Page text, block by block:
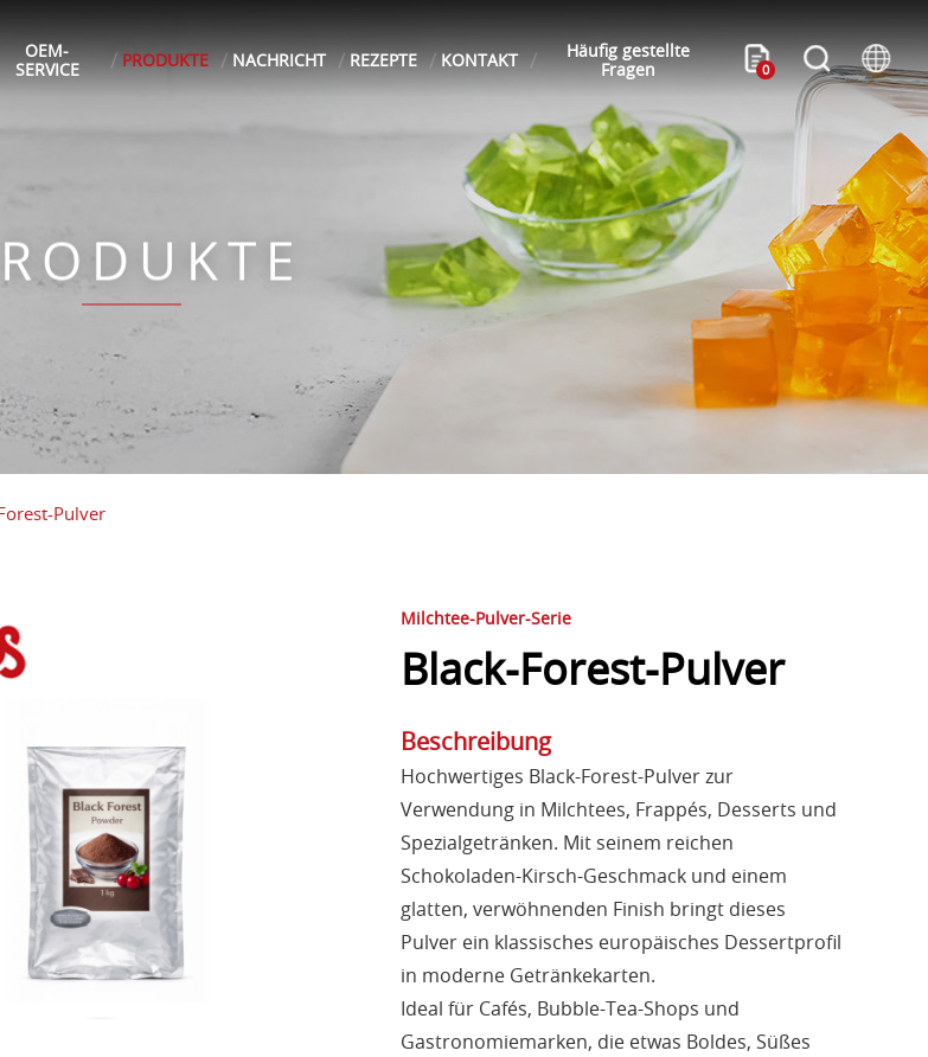
OEM-
SERVICE
PRODUKTE NACHRICHT REZEPTE KONTAKT
Häufig gestellte
Fragen
0
Pulver
Milchtee-Pulver-Serie
Black-Forest-Pulver
Beschreibung
Hochwertiges Black-Forest-Pulver zur
Verwendung in Milchtees, Frappés, Desserts und
Spezialgetränken. Mit seinem reichen
Schokoladen-Kirsch-Geschmack und einem
glatten, verwöhnenden Finish bringt dieses
Pulver ein klassisches europäisches Dessertprofil
in moderne Getränkekarten.
Ideal für Cafés, Bubble-Tea-Shops und
Gastronomiemarken, die etwas Boldes, Süßes